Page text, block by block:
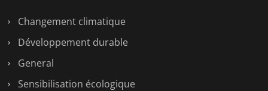
Changement climatique
Développement durable
General
Sensibilisation écologique